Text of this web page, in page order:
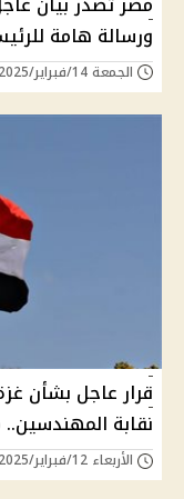
ورسالة هامة
الجمعة 14/فبراير/2025 - 11:26 ص
قرار عاجل بشأن
نقابة
الأربعاء 12/فبراير/2025 - 02:51 م